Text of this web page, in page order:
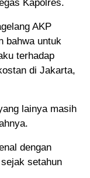
Kapolres.
AKP
bahwa untuk
terhadap
di Jakarta,
lainya masih
dengan
setahun